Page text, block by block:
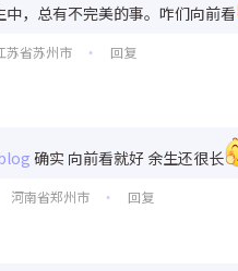
中，总有不完美的事。咋们向前看
苏省苏州市 • 回复
确实 向前看就好 余生还很长
河南省郑州市 • 回复